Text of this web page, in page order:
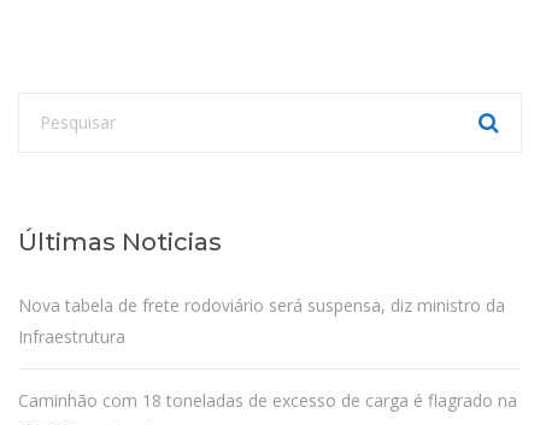
Últimas Noticias
Nova tabela de frete rodoviário será suspensa, diz ministro da
Infraestrutura
Caminhão com 18 toneladas de excesso de carga é flagrado na